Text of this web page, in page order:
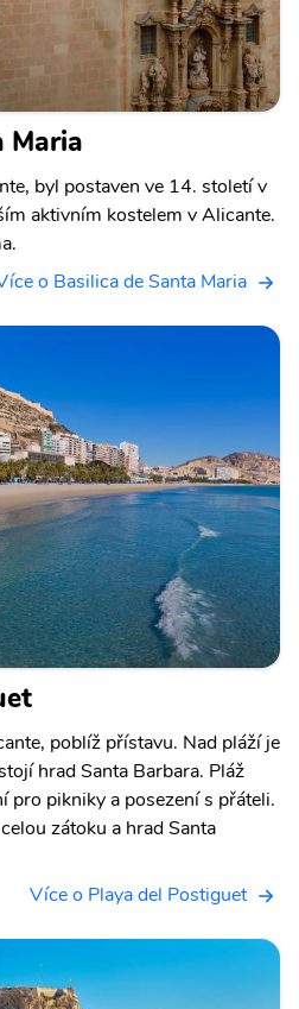
Maria
byl postaven ve 14. století v
aktivním kostelem v Alicante.
o Basilica de Santa Maria
poblíž přístavu. Nad pláží je
hrad Santa Barbara. Pláž
pro pikniky a posezení s přáteli.
zátoku a hrad Santa
Více o Playa del Postiguet